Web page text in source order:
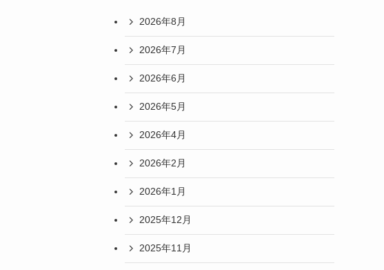
2026年8月
2026年7月
2026年6月
2026年5月
2026年4月
2026年2月
2026年1月
2025年12月
2025年11月